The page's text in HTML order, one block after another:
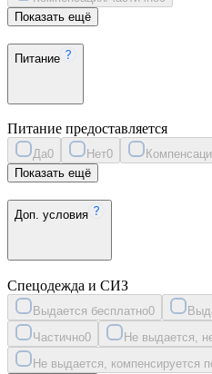
Показать ещё
Питание
Питание предоставляется
Да0 Нет0
Показать ещё
Доп. условия
Спецодежда и СИЗ
Выдается бесплатно0
Частично0 Не выдается,
Не выдается, компенсируется